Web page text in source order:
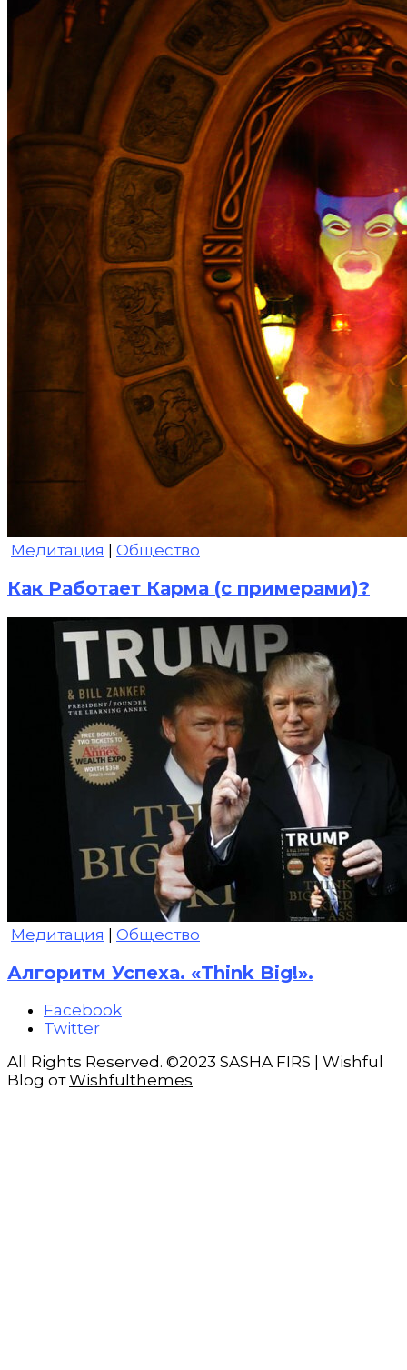
Медитация | Общество
Как Работает Карма (с примерами)?
Медитация | Общество
Алгоритм Успеха. «Think Big!».
Facebook
Twitter
All Rights Reserved. ©2023 SASHA FIRS | Wishful
Blog отWishfulthemes